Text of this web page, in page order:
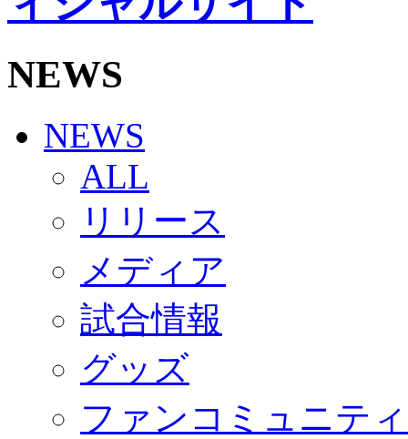
HOMEGAME
観戦ルール＆マナー
Jリーグ運営管理規定
写真・動画使用ガイドライン
SCHEDULE
2026/27
練習見学時のファンサービスについて
TICKET
奈良クラブ明治安田J3リーグ2026/27シーズン試
奈良クラブ明治安田Ｊ3リーグ 2026/27シーズン「
観戦ルール＆マナー
2026/27ファンコミュニティ
サポートショップ
GOODS
オフィシャルストア（実店舗）
オンラインストア
ACADEMY
アカデミーについて
コーチ&スタッフ
ジュニア
NEWS
NEWS
ALL
リリース
メディア
試合情報
グッズ
ファンコミュニティ